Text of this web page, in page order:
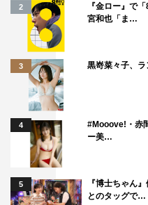
2
『金ロー』で
宮和也「ま…
3 黒嵜菜々子、
4
#Mooove!・赤
ー美…
5
『博士ちゃん
とのタッグで…